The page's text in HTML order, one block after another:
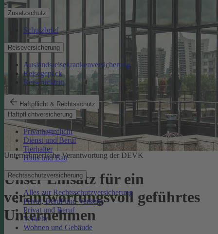
Zusatzschutz
Schutzbrief
Reiseversicherung
Auslandsreisekrankenversicherung
Reisegepäck
Reiserücktritt
Haftpflicht & Rechtsschutz
Haftpflichtversicherung
Privathaftpflicht
Dienst und Beruf
Tierhalter
Haus und Bau
Rechtsschutzversicherung
Alles zur Rechtsschutzversicherung
Privat, Beruf und Verkehr
Privat und Beruf
Verkehr
Wohnen und Gebäude
Unternehmerische Verantwortung der DEVK
Unser Einsatz für ein
verantwortungsvoll geführtes
Unternehmen